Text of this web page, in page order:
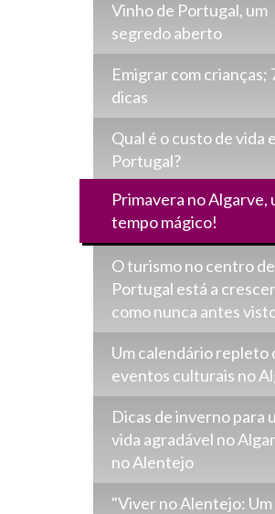
Vinho de Portugal, um
segredo aberto
Emigrar com crianças;
dicas
Qual é o custo de vida
Portugal?
Primavera no Algarve,
tempo mágico!
O turismo no centro de
Portugal está a crescer
como nunca antes
Um calendário repleto
eventos culturais no
Dicas de inverno para
vida agradável no
no Alentejo
"Viver no Alentejo: Um